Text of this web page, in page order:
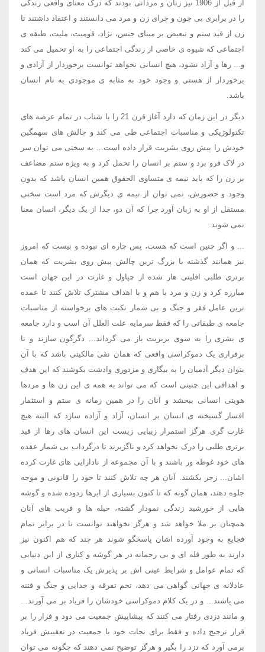
از قبل از 1906 نیز زنان و مردانی بودند که درک معنای واقعی زندگی
را در برابری بی چون و چرای زن و مرد می دانستند و اعتقاد داشتند تا
زن از قید ستم و تبعیض بر مبنای جنس، نژاد، قومیت، ملیت، طبقه ی
اجتماعی که شیوه ی خاصی از زندگی اجتماعی را به او تحمیل می کند
و... رها و آزاد نشود، هیچ انسانی نخواهد توانست برخوردار از آزادی و
برخوردار از هستی و وجود خود به مثابه ی موجودی به نام انسان
باشد.
دیگر در این زمان که دارد آغاز قرن 21 را با شتاب در تمام عرصه های
تکنولوژیکی و مناسبات اجتماعی طی می کند و چالش های سهمگین
خودش را پیش روی بشریت قرار داده است... به سختی می توان سر
در لاک فرو برد و ستم بر انسان را تحمل کرد و به ویژه ستم مضاعف
بر زن را که باید نیمه ی متساوی الحقوق همین انسان باشد که بدون
وجود و حضورش، نمی توان از نیمه ی دیگرش که مرد است سخنی
مستقل از او به زبان آورد چرا که آن دو، جدا از یک دیگر، انسان معنا
نمی شوند.
... و اگر چنین است که هست، پس چاره ای نبوده و نیست که امروز
نیز همانند گذشته با بزرگ ترین چالش پیش روی بشریت که همان
برتری طلبی اقلیتی هار شده از چپاول و غارت در این جهان است
مبارزه کرد و زن و مرد با هم و با اهداف مشترک تلاش کنند تا عمده
ترین عامل فقر و جنگ و بی شمار نکبت های برخواسته از مناسبات
جامعه ی طبقاتی را که فقط سرمایه علت العلل آن است و دارد جامعه
ی بشری را به سوی بربریت باز می گرداند... دگرگون سازند و تا
برقراری یک دموکراسی واقعی که همان نفی مالکیتی باشد که با آن
بتوان دیگر آدمیان را به بیگاری و مزدوری وادشت بکوشند که این هدف
و اهدافی این چنینی است که می تواند به همه ی این زن ها و مردها
هویتی انسانی ببخشد و آنان را در همین زمانه ی ستم و استثمار
افسار گسیخته ی انسان بر انسان، آزاد و آزاده سازد که البته هیچ
غارت گری هرگز استمرار زیبایی زیست این انسان های رها از قید
برتری طلبی را درک نخواهد کرد و ناگزیرند تا درگرداب بی شمار عقده
های خود غوطه ور باشند و با آن مجموعه از نادارایی های غارت کرده
اشان... زجر بکشند. آنان هر چه تلاش کنند تا خود را قانونی و موجه
جلوه دهند، همان گونه که تا کنون بسیاری از ابرها زدوده شده و گوشه
هایی از خورشید زندگی نمودار گشته، حیله ها و فریب های آنان
همچنان بر ملا خواهد شد و هرگز نخواهند توانست تا در برابر تمام
فجایع به وجود آورده اشان پاسخگو شوند هر چند که هم اکنون نیز
دارند به طور فله ای و بی رحمانه در هر گوشه و کناری از این دنیایی
که تمام عوامل و شرایط عینی اش بر پذیرش یک مناسبات انسانی و
عادلانه ی جهانی گواهی می دهد، تخم تفرقه و جدایی و جنگ و فتنه
می پاشند... و در یک کلام دموکراسی خودشان را فریاد بر می آورند...
و مانند دزدی رفتار می کنند که پیشاپیش جمعیت می دود و فرار را بر
قرار ترجیح داده و فقط برای نجات خود با جمعیت در تعقیبش فریاد
برمی آورد که دزد را بگیر و هرگز توضیح نمی دهند که چگونه می توان